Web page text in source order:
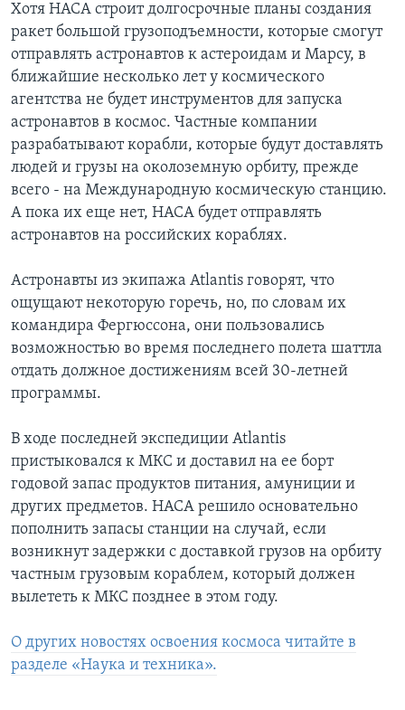
Хотя НАСА строит долгосрочные планы создания
ракет большой грузоподъемности, которые смогут
отправлять астронавтов к астероидам и Марсу, в
ближайшие несколько лет у космического
агентства не будет инструментов для запуска
астронавтов в космос. Частные компании
разрабатывают корабли, которые будут доставлять
людей и грузы на околоземную орбиту, прежде
всего - на Международную космическую станцию.
А пока их еще нет, НАСА будет отправлять
астронавтов на российских кораблях.
Астронавты из экипажа Atlantis говорят, что
ощущают некоторую горечь, но, по словам их
командира Фергюссона, они пользовались
возможностью во время последнего полета шаттла
отдать должное достижениям всей 30-летней
программы.
В ходе последней экспедиции Atlantis
пристыковался к МКС и доставил на ее борт
годовой запас продуктов питания, амуниции и
других предметов. НАСА решило основательно
пополнить запасы станции на случай, если
возникнут задержки с доставкой грузов на орбиту
частным грузовым кораблем, который должен
вылететь к МКС позднее в этом году.
О других новостях освоения космоса читайте в
разделе «Наука и техника».